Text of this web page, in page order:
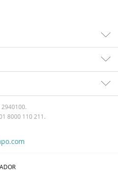
8000 110 211.